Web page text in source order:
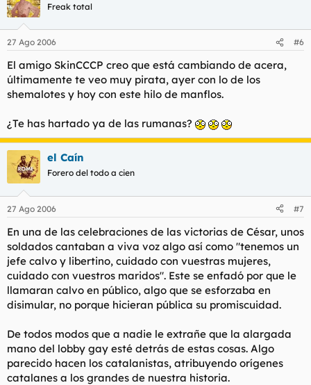
Freak total
27 Ago 2006 #6
El amigo SkinCCCP creo que está cambiando de acera,
últimamente te veo muy pirata, ayer con lo de los
shemalotes y hoy con este hilo de manflos.
¿Te has hartado ya de las rumanas?
el Caín
Forero del todo a cien
27 Ago 2006 #7
En una de las celebraciones de las victorias de César, unos
soldados cantaban a viva voz algo así como "tenemos un
jefe calvo y libertino, cuidado con vuestras mujeres,
cuidado con vuestros maridos". Este se enfadó por que le
llamaran calvo en público, algo que se esforzaba en
disimular, no porque hicieran pública su promiscuidad.
De todos modos que a nadie le extrañe que la alargada
mano del lobby gay esté detrás de estas cosas. Algo
parecido hacen los catalanistas, atribuyendo orígenes
catalanes a los grandes de nuestra historia.